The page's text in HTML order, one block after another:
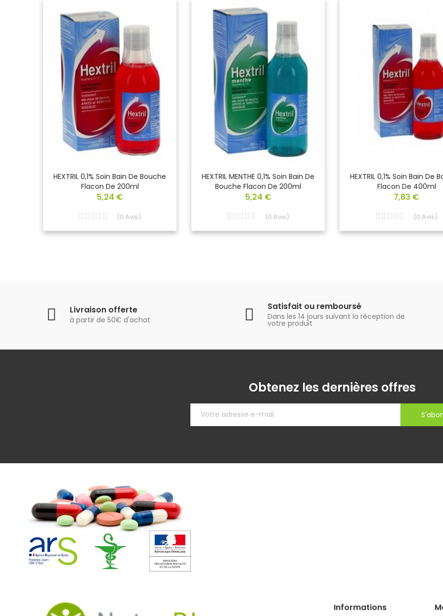
HEXTRIL 0,1% Soin Bain De Bouche
Flacon De 200ml
5,24 €
(0 Avis)
HEXTRIL MENTHE 0,1% Soin Bain De
Bouche Flacon De 200ml
5,24 €
(0 Avis)
HEXTRIL 0,1% Soin Bain De
Flacon De 400ml
7,83 €
(0 Avis)
Livraison offerte
à partir de 50€ d'achat
Satisfait ou remboursé
Dans les 14 jours suivant la réception de
votre produit
Obtenez les dernières offres
Informations